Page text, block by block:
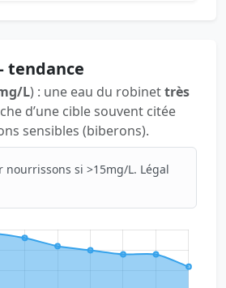
L) : une eau du robinettrès
d’une cible souvent citée
sensibles (biberons).
nourrissons si >15mg/L. Légal